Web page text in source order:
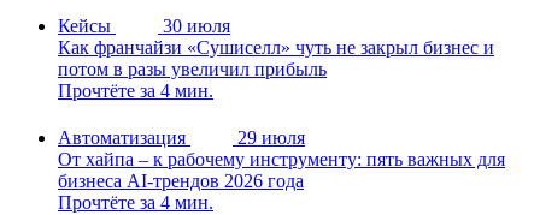
Кейсы
30 июля
Как франчайзи «Сушиселл» чуть не закрыл бизнес и
потом в разы увеличил прибыль
Прочтёте за 4 мин.
Автоматизация
29 июля
От хайпа – к рабочему инструменту: пять важных для
бизнеса AI-трендов 2026 года
Прочтёте за 4 мин.